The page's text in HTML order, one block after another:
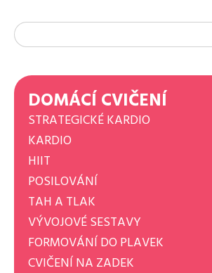
DOMÁCÍ CVIČENÍ
STRATEGICKÉ KARDIO
KARDIO
HIIT
POSILOVÁNÍ
TAH A TLAK
VÝVOJOVÉ SESTAVY
FORMOVÁNÍ DO PLAVEK
CVIČENÍ NA ZADEK